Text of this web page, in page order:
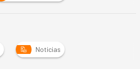
Noticias